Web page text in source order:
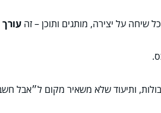
שיחה על יצירה, מותגים ותוכן – זה עורך
ותיעוד שלא משאיר מקום ל״אבל